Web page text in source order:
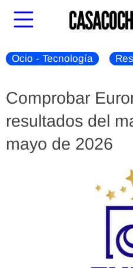
Ocio - Tecnología
Comprobar
resultados del
mayo de 2026